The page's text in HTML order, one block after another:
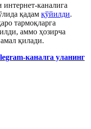
каналига
қадам қўйилди.
тармоқларга
аммо ҳозирча
қилади.
каналга уланинг